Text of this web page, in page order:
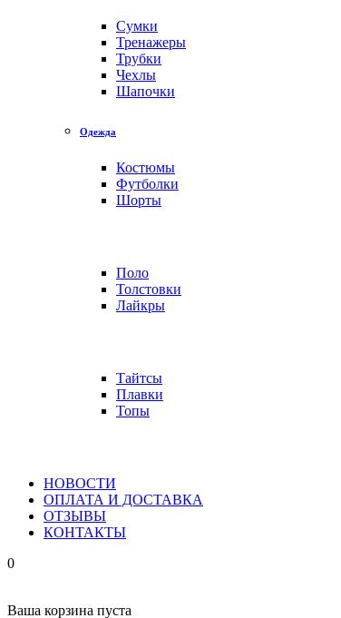
Сумки
Тренажеры
Трубки
Чехлы
Шапочки
Одежда
Костюмы
Футболки
Шорты
Поло
Толстовки
Лайкры
Тайтсы
Плавки
Топы
НОВОСТИ
ОПЛАТА И ДОСТАВКА
ОТЗЫВЫ
КОНТАКТЫ
0
Ваша корзина пуста